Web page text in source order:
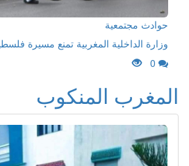
حوادث مجتمعية
وزارة الداخلية المغربية تمنع مسيرة فلسطين
0
المغرب المنكوب